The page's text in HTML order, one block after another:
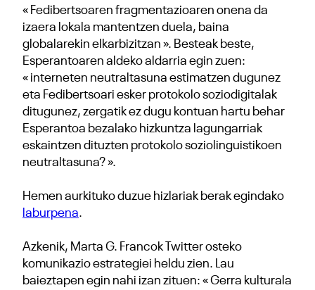
« Fedibertsoaren fragmentazioaren onena da
izaera lokala mantentzen duela, baina
globalarekin elkarbizitzan ». Besteak beste,
Esperantoaren aldeko aldarria egin zuen:
« interneten neutraltasuna estimatzen dugunez
eta Fedibertsoari esker protokolo soziodigitalak
ditugunez, zergatik ez dugu kontuan hartu behar
Esperantoa bezalako hizkuntza lagungarriak
eskaintzen dituzten protokolo soziolinguistikoen
neutraltasuna? ».
Hemen aurkituko duzue hizlariak berak egindako
laburpena.
Azkenik, Marta G. Francok Twitter osteko
komunikazio estrategiei heldu zien. Lau
baieztapen egin nahi izan zituen: « Gerra kulturala